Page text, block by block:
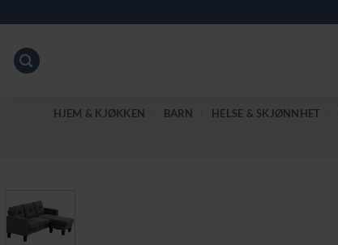
to
content
HJEM & KJØKKEN BARN HELSE & SKJØNNHET